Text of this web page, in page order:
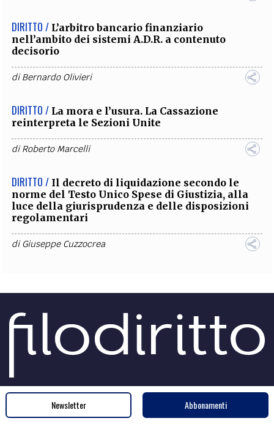
DIRITTO / L’arbitro bancario finanziario
nell’ambito dei sistemi A.D.R. a contenuto
decisorio
diBernardo Olivieri
DIRITTO / La mora e l’usura. La Cassazione
reinterpreta le Sezioni Unite
diRoberto Marcelli
DIRITTO / Il decreto di liquidazione secondo le
norme del Testo Unico Spese di Giustizia, alla
luce della giurisprudenza e delle disposizioni
regolamentari
diGiuseppe Cuzzocrea
Sede legale e amministrativa
InFOROmatica S.r.l.
Newsletter Abbonamenti